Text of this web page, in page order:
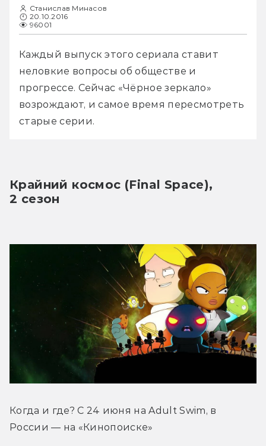
Станислав Минасов
20.10.2016
96001
Каждый выпуск этого сериала ставит
неловкие вопросы об обществе и
прогрессе. Сейчас «Чёрное зеркало»
возрождают, и самое время пересмотреть
старые серии.
Крайний космос (Final Space),
2 сезон
Когда и где? С 24 июня на Adult Swim, в
России — на «Кинопоиске»